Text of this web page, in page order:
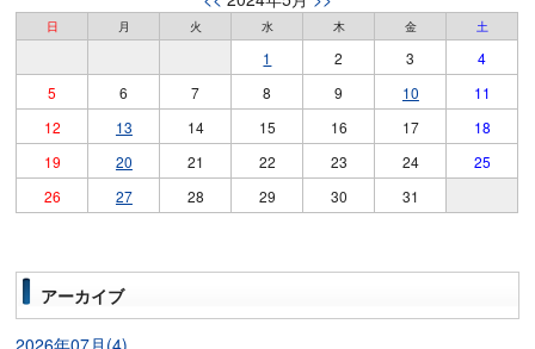
日 月 火 水 木 金 土
1 2 3
4
5
6 7 8 9 10
11
12
13 14 15 16 17
18
19
20 21 22 23 24
25
26
27 28 29 30 31
アーカイブ
2026年07月(4)